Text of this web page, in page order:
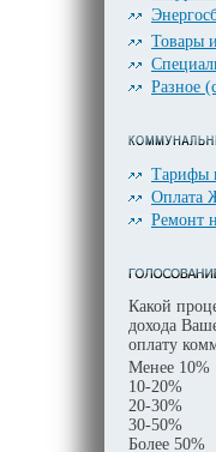
Товары
Разное
Оплата
Ремонт
Какой
дохода
оплату
Менее 10%
10-20%
20-30%
30-50%
Более 50%